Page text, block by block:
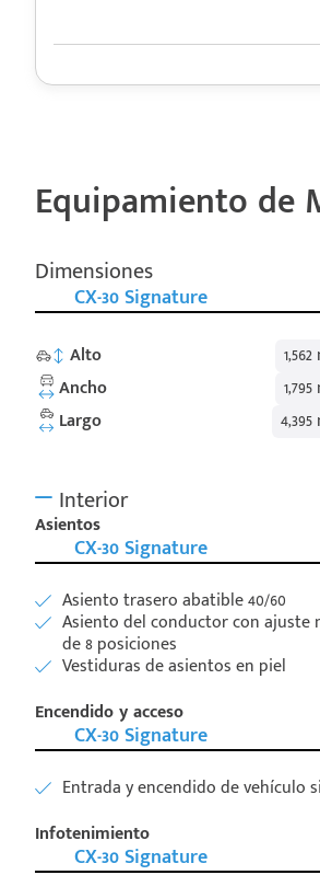
Equipamiento de
Dimensiones
CX-30 Signature
Alto
Ancho
Largo
Interior
Asientos
CX-30 Signature
Asiento trasero abatible 40/60
Asiento del conductor con ajuste
de 8 posiciones
Vestiduras de asientos en piel
Encendido y acceso
CX-30 Signature
Entrada y encendido de vehículo
Infotenimiento
CX-30 Signature